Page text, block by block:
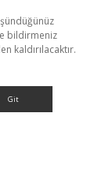
bildirmeniz
kaldırılacaktır.